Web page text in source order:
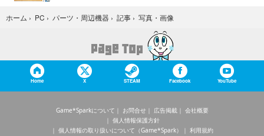
ホーム › PC › パーツ・周辺機器 › 記事 › 写真・画像
Home X STEAM Facebook YouTube
Game*Sparkについて お問合せ 広告掲載
会社概要
個人情報保護方針
個人情報の取り扱いについて（Game*Spark）
利用規約